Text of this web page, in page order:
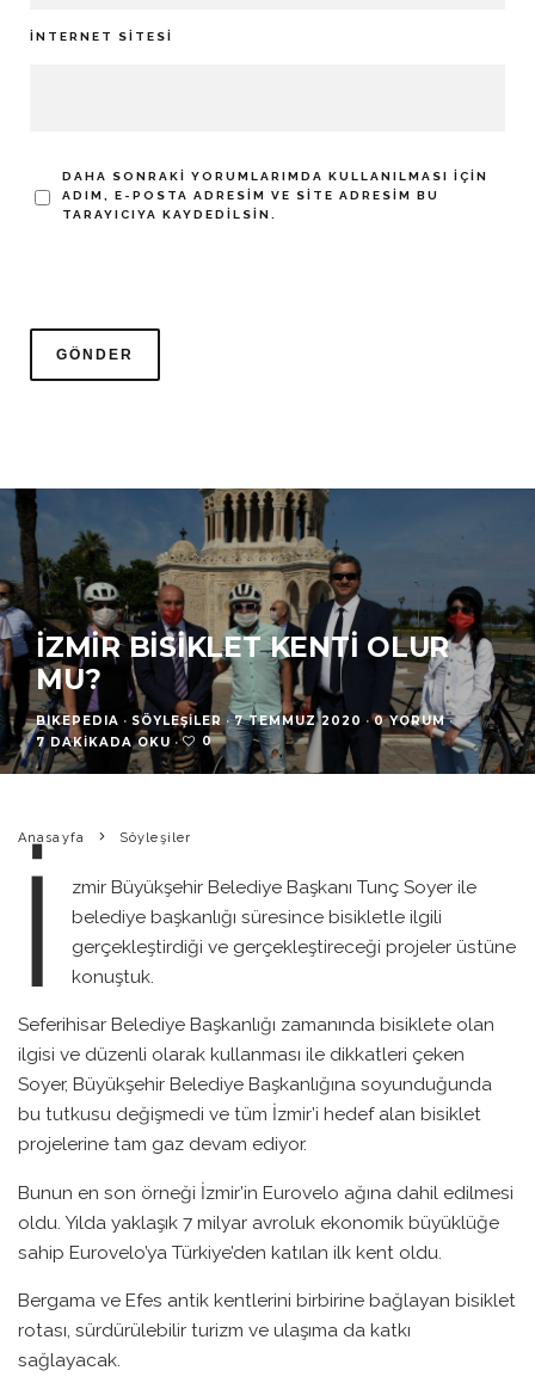
İNTERNET SITESI
DAHA SONRAKI YORUMLARIMDA KULLANILMASI IÇIN
ADIM, E-POSTA ADRESIM VE SITE ADRESIM BU
TARAYICIYA KAYDEDILSIN.
İZMIR BISIKLET KENTI OLUR
MU?
BIKEPEDIA · SÖYLEŞILER · 7 TEMMUZ 2020 · 0 YORUM ·
7 DAKIKADA OKU · 0
Anasayfa Söyleşiler
İ
zmir Büyükşehir Belediye Başkanı Tunç Soyer ile
belediye başkanlığı süresince bisikletle ilgili
gerçekleştirdiği ve gerçekleştireceği projeler üstüne
konuştuk.
Seferihisar Belediye Başkanlığı zamanında bisiklete olan
ilgisi ve düzenli olarak kullanması ile dikkatleri çeken
Soyer, Büyükşehir Belediye Başkanlığına soyunduğunda
bu tutkusu değişmedi ve tüm İzmir’i hedef alan bisiklet
projelerine tam gaz devam ediyor.
Bunun en son örneği İzmir’in Eurovelo ağına dahil edilmesi
oldu. Yılda yaklaşık 7 milyar avroluk ekonomik büyüklüğe
sahip Eurovelo’ya Türkiye’den katılan ilk kent oldu.
Bergama ve Efes antik kentlerini birbirine bağlayan bisiklet
rotası, sürdürülebilir turizm ve ulaşıma da katkı
sağlayacak.